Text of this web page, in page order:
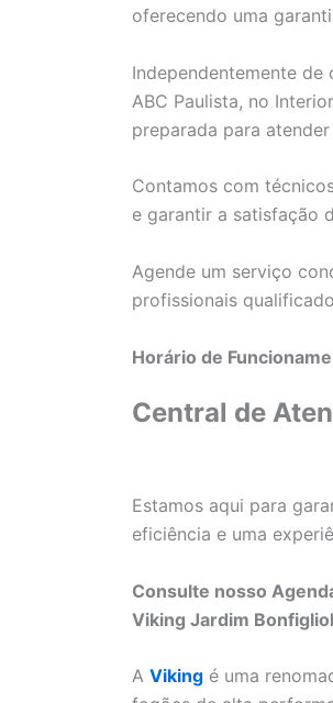
oferecendo uma
Independentemente de
ABC Paulista, no
preparada para
Contamos com
e garantir a satisfação
Agende um serviço
profissionais
Horário de
Central de
Estamos aqui para
eficiência e uma
Consulte nosso
Viking Jardim
A Viking é uma